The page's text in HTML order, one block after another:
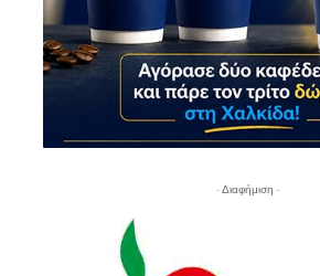
- Διαφήμιση -